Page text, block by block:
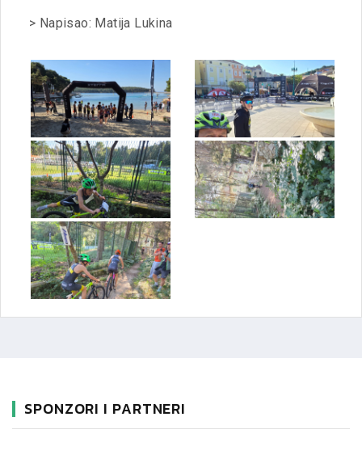
> Napisao: Matija Lukina
SPONZORI I PARTNERI